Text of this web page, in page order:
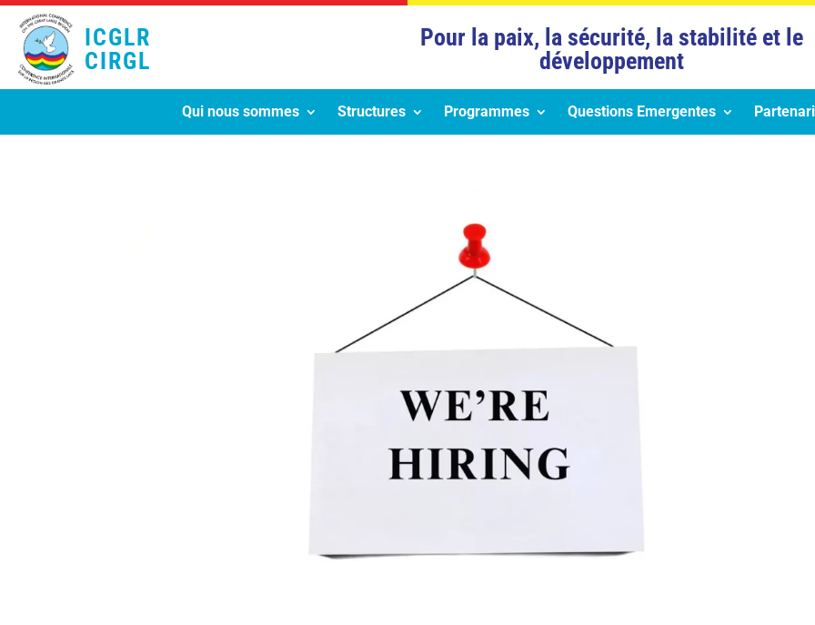
ICGLR
CIRGL
Pour la paix, la sécurité, la stabilité et le
développement
Qui nous sommes Structures Programmes Questions Emergentes